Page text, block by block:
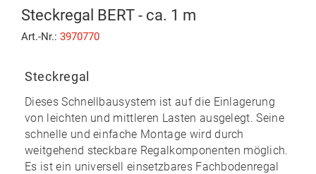
Steckregal BERT - ca. 1 m
Art.-Nr.: 3970770
Steckregal
Dieses Schnellbausystem ist auf die Einlagerung
von leichten und mittleren Lasten ausgelegt. Seine
schnelle und einfache Montage wird durch
weitgehend steckbare Regalkomponenten möglich.
Es ist ein universell einsetzbares Fachbodenregal